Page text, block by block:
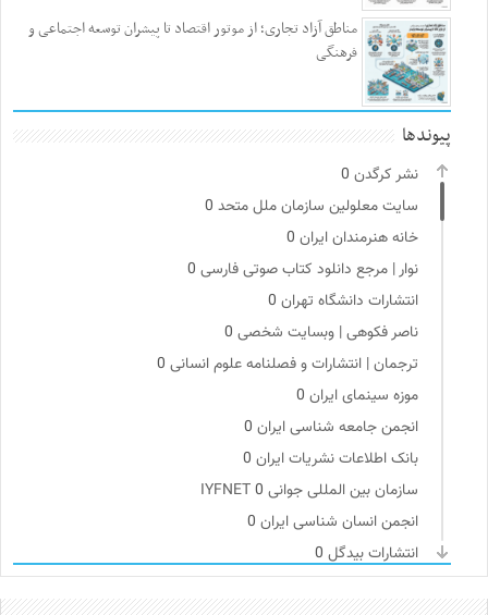
مناطق آزاد تجاری؛ از موتور اقتصاد تا پیشران توسعه اجتماعی و
فرهنگی
پیوندها
نشر کرگدن
سایت معلولین سازمان ملل متحد
خانه هنرمندان ایران
نوار | مرجع دانلود کتاب صوتی فارسی
انتشارات دانشگاه تهران
ناصر فکوهی | وبسایت شخصی
ترجمان | انتشارات و فصلنامه علوم انسانی
موزه سینمای ایران
انجمن جامعه شناسی ایران
بانک اطلاعات نشریات ایران
سازمان بین المللی جوانی IYFNET 0
انجمن انسان شناسی ایران
انتشارات بیدگل